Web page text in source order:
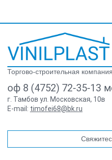
Торгово-строительная компания
оф 8 (4752) 72-35-13
г. Тамбов ул. Московская, 10в
E-mail: timofei68@bk.ru